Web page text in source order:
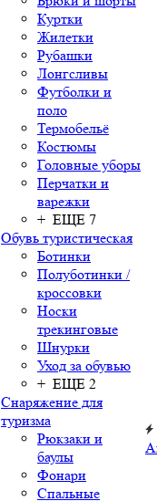
Куртки
Жилетки
Рубашки
Лонгсливы
Футболки и
поло
Термобельё
Костюмы
Головные уборы
Перчатки и
варежки
+ ЕЩЕ 7
Обувь туристическая
Ботинки
Полуботинки /
кроссовки
Носки
трекинговые
Шнурки
Уход за обувью
+ ЕЩЕ 2
Снаряжение для
туризма
Рюкзаки и
баулы
Фонари
Спальные